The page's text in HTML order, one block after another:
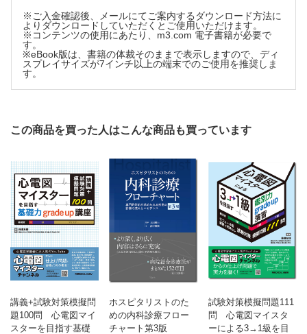
※ご入金確認後、メールにてご案内するダウンロード方法に
よりダウンロードしていただくとご使用いただけます。
※コンテンツの使用にあたり、m3.com 電子書籍が必要で
す。
※eBook版は、書籍の体裁そのままで表示しますので、ディ
スプレイサイズが7インチ以上の端末でのご使用を推奨しま
す。
この商品を買った人はこんな商品も買っています
講義+試験対策模擬問
題100問 心電図マイ
スターを目指す基礎
ホスピタリストのた
めの内科診療フロー
チャート第3版
試験対策模擬問題111
問 心電図マイスタ
ーによる3→1級を目